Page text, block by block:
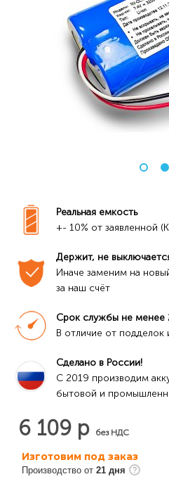
Реальная емкость
+- 10% от заявленной
Держит, не
Иначе заменим на
за наш счёт
Срок службы не менее
В отличие от подделок
Сделано в России!
C 2019 производим
бытовой и
6 109 р без НДС
Изготовим под заказ
Производство от 21 дня